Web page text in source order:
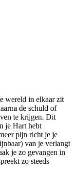
wereld in elkaar zit
de schuld of
te krijgen. Dit
je Hart hebt
pijn richt je je
van je verlangt
je zo gevangen in
zo steeds